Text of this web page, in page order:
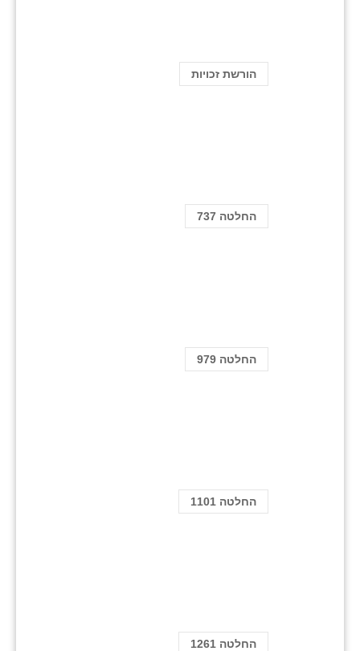
הורשת זכויות
החלטה 737
החלטה 979
החלטה 1101
החלטה 1261